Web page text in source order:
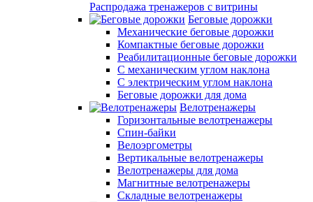
Распродажа тренажеров с витрины
Беговые дорожки
Механические беговые дорожки
Компактные беговые дорожки
Реабилитационные беговые дорожки
С механическим углом наклона
С электрическим углом наклона
Беговые дорожки для дома
Велотренажеры
Горизонтальные велотренажеры
Спин-байки
Велоэргометры
Вертикальные велотренажеры
Велотренажеры для дома
Магнитные велотренажеры
Складные велотренажеры